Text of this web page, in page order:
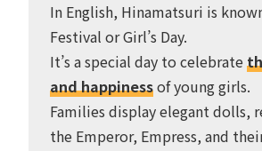
In English, Hinamatsuri is
Festival or Girl’s Day.
It’s a special day to celebrate
and happinessof young girls.
Families display elegant dolls,
the Emperor, Empress, and